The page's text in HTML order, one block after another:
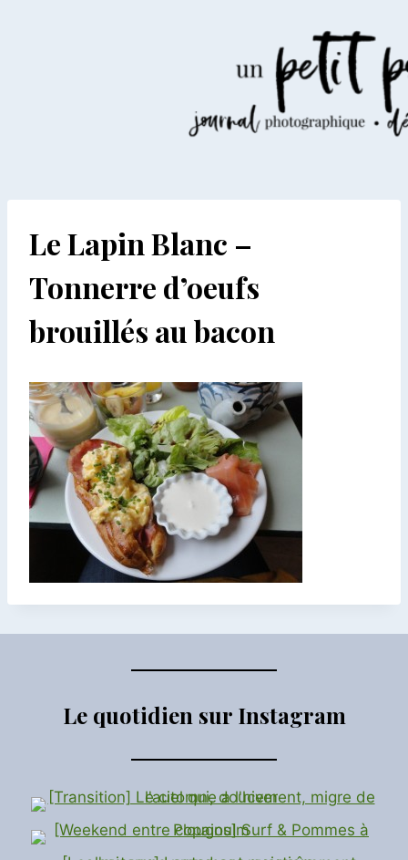
Le Lapin Blanc –
Tonnerre d’oeufs
brouillés au bacon
Le quotidien sur Instagram